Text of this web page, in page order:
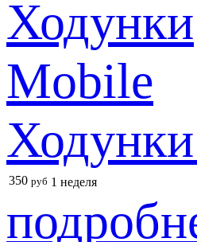
350 руб 1 неделя